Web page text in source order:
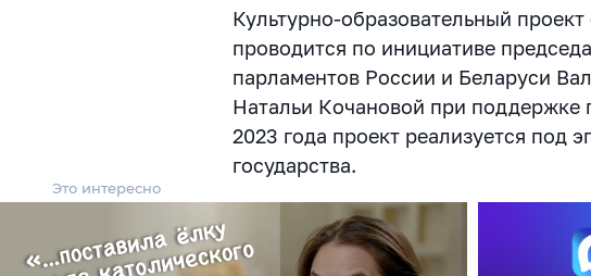
Культурно-образовательный
проводится по инициативе
парламентов России и Беларуси
Натальи Кочановой при поддержке
2023 года проект реализуется под
государства.
Это интересно